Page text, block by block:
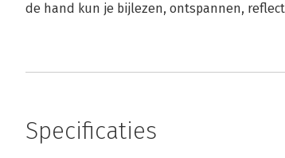
de hand kun je bijlezen, ontspannen,
Specificaties